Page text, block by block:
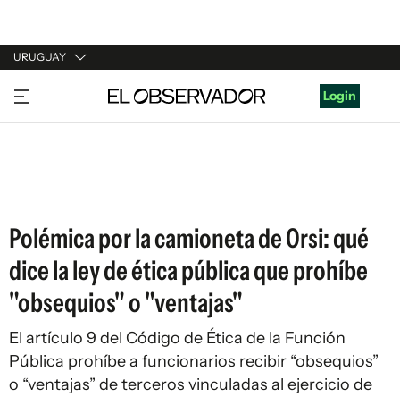
URUGUAY
URUGUAY
ARGENTINA
Login
Polémica por la camioneta de Orsi: qué
dice la ley de ética pública que prohíbe
"obsequios" o "ventajas"
El artículo 9 del Código de Ética de la Función
Pública prohíbe a funcionarios recibir “obsequios”
o “ventajas” de terceros vinculadas al ejercicio de